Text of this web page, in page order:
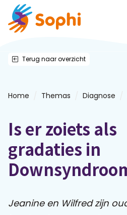
Thema's
Leren & ontmoeten
Webinars
E-learnings
Terug naar overzicht
Home Themas Diagnose
Is er zoiets als
gradaties in
Jeanine en Wilfred zijn